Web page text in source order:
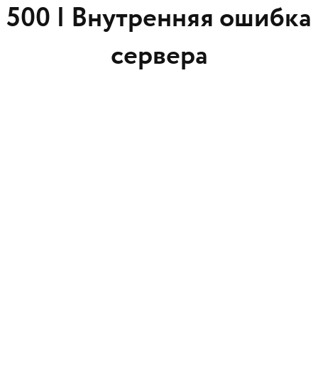
500 | Внутренняя ошибка
сервера